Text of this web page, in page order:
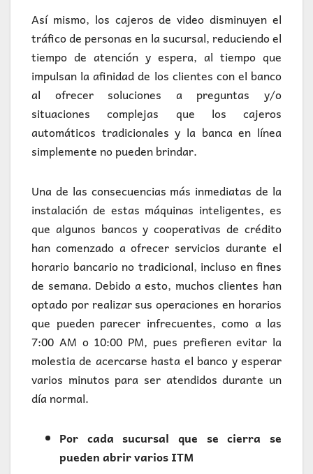
Así mismo, los cajeros de video disminuyen el
tráfico de personas en la sucursal, reduciendo el
tiempo de atención y espera, al tiempo que
impulsan la afinidad de los clientes con el banco
al ofrecer soluciones a preguntas y/o
situaciones complejas que los cajeros
automáticos tradicionales y la banca en línea
simplemente no pueden brindar.
Una de las consecuencias más inmediatas de la
instalación de estas máquinas inteligentes, es
que algunos bancos y cooperativas de crédito
han comenzado a ofrecer servicios durante el
horario bancario no tradicional, incluso en fines
de semana. Debido a esto, muchos clientes han
optado por realizar sus operaciones en horarios
que pueden parecer infrecuentes, como a las
7:00 AM o 10:00 PM, pues prefieren evitar la
molestia de acercarse hasta el banco y esperar
varios minutos para ser atendidos durante un
día normal.
Por cada sucursal que se cierra se
pueden abrir varios ITM